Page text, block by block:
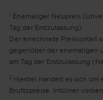
1 Ehemaliger Neupreis
Tag der Erstzulassung).
Der errechnete Preisvorteil
gegenüber der ehemaligen
am Tag der Erstzulassung
2 Hierbei handelt es sich um
Bruttopreise. Irrtümer